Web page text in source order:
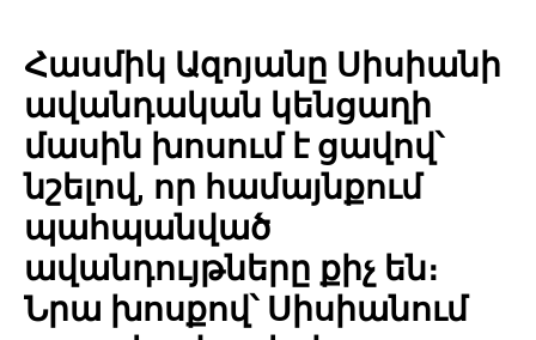
Հասմիկ Ազոյանը Սիսիանի
ավանդական կենցաղի
մասին խոսում է ցավով՝
նշելով, որ համայնքում
պահպանված
ավանդույթները քիչ են։
Նրա խոսքով՝ Սիսիանում